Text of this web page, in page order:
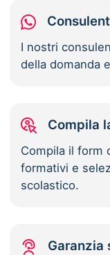
I nostri
della domanda
Compila
Compila il form
formativi e
scolastico.
Garanzia